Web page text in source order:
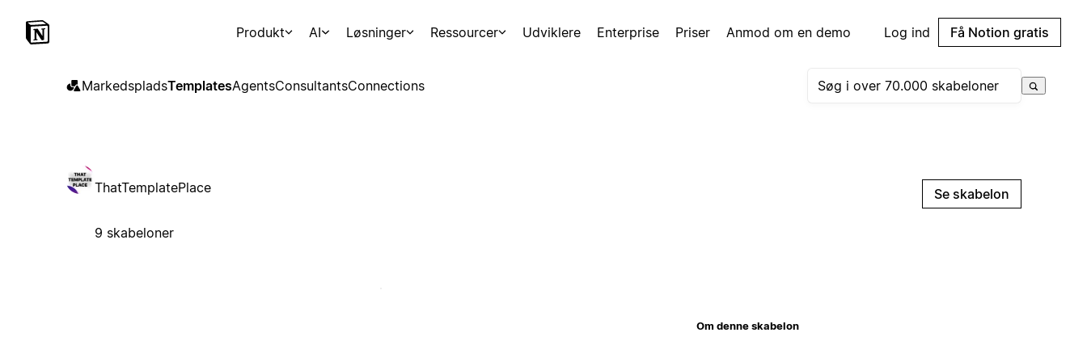
Produkt AI Løsninger Ressourcer Udviklere Enterprise Priser Anmod om en demo Log ind Få Notion gratis
MarkedspladsTemplatesAgentsConsultantsConnections
ThatTemplatePlace
9 skabeloner
Se skabelon
Om denne skabelon